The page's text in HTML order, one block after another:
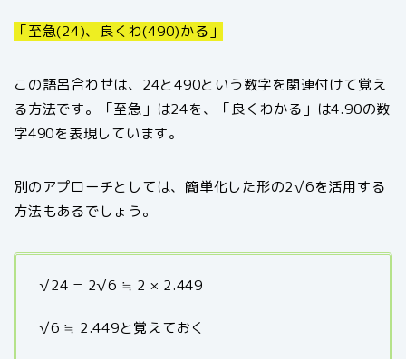
「至急(24)、良くわ(490)かる」
この語呂合わせは、24と490という数字を関連付けて覚え
る方法です。「至急」は24を、「良くわかる」は4.90の数
字490を表現しています。
別のアプローチとしては、簡単化した形の2√6を活用する
方法もあるでしょう。
√24 = 2√6 ≒ 2 × 2.449
√6 ≒ 2.449と覚えておく